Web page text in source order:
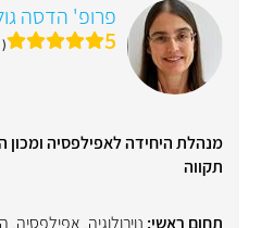
פרופ' הדסה
5 ( 3 חוות דעת )
תקווה
תחום ראשי: נוירולוגיה, אפילפסיה,